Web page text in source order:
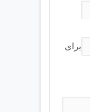
برای